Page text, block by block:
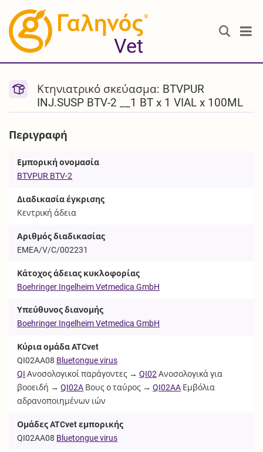
®
Vet
Κτηνιατρικό σκεύασμα: BTVPUR
INJ.SUSP BTV-2 __1 BT x 1 VIAL x 100ML
Περιγραφή
Εμπορική ονομασία
BTVPUR BTV-2
Διαδικασία έγκρισης
Κεντρική άδεια
Αριθμός διαδικασίας
EMEA/V/C/002231
Κάτοχος άδειας κυκλοφορίας
Boehringer Ingelheim Vetmedica GmbH
Υπεύθυνος διανομής
Boehringer Ingelheim Vetmedica GmbH
Κύρια ομάδα ATCvet
QI02AA08 Bluetongue virus
QI Ανοσολογικοί παράγοντες →QI02 Ανοσολογικά για
βοοειδή →QI02A Βους ο ταύρος →QI02AA Εμβόλια
αδρανοποιημένων ιών
Ομάδες ATCvet εμπορικής
QI02AA08 Bluetongue virus